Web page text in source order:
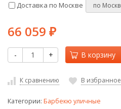
Доставка по Москве
66 059 ₽
- + В корзину
К сравнению В избранное
Категории: Барбекю уличные